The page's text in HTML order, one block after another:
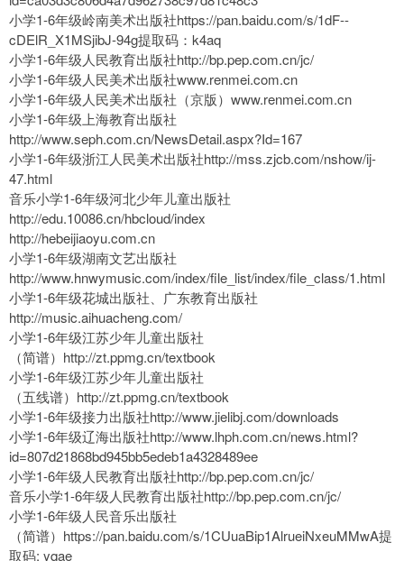
小学1-6年级岭南美术出版社https://pan.baidu.com/s/1dF--
cDElR_X1MSjibJ-94g提取码：k4aq
小学1-6年级人民教育出版社http://bp.pep.com.cn/jc/
小学1-6年级人民美术出版社www.renmei.com.cn
小学1-6年级人民美术出版社（京版）www.renmei.com.cn
小学1-6年级上海教育出版社
http://www.seph.com.cn/NewsDetail.aspx?Id=167
小学1-6年级浙江人民美术出版社http://mss.zjcb.com/nshow/ij-
47.html
音乐小学1-6年级河北少年儿童出版社
http://edu.10086.cn/hbcloud/index
http://hebeijiaoyu.com.cn
小学1-6年级湖南文艺出版社
http://www.hnwymusic.com/index/file_list/index/file_class/1.html
小学1-6年级花城出版社、广东教育出版社
http://music.aihuacheng.com/
小学1-6年级江苏少年儿童出版社
（简谱）http://zt.ppmg.cn/textbook
小学1-6年级江苏少年儿童出版社
（五线谱）http://zt.ppmg.cn/textbook
小学1-6年级接力出版社http://www.jielibj.com/downloads
小学1-6年级辽海出版社http://www.lhph.com.cn/news.html?
id=807d21868bd945bb5edeb1a4328489ee
小学1-6年级人民教育出版社http://bp.pep.com.cn/jc/
音乐小学1-6年级人民教育出版社http://bp.pep.com.cn/jc/
小学1-6年级人民音乐出版社
（简谱）https://pan.baidu.com/s/1CUuaBip1AlrueiNxeuMMwA提
取码: yqae